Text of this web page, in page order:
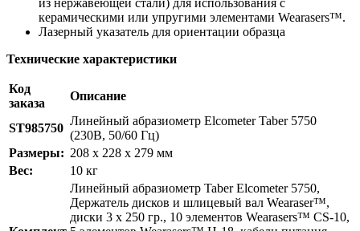
из нержавеющей стали) для использования с
керамическими или упругими элементами Wearasers™.
Лазерный указатель для ориентации образца
Технические характеристики
Код
заказа
Описание
ST985750
Линейный абразиометр Elcometer Taber 5750
(230В, 50/60 Гц)
Размеры: 208 x 228 x 279 мм
Вес:
10 кг
Линейный абразиометр Taber Elcometer 5750,
Держатель дисков и шлицевый вал Wearaser™,
диски 3 x 250 гр., 10 элементов Wearasers™ CS-10,